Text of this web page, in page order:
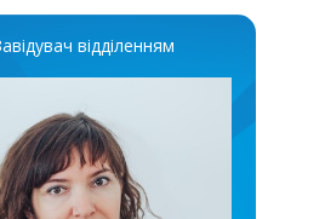
відділенням